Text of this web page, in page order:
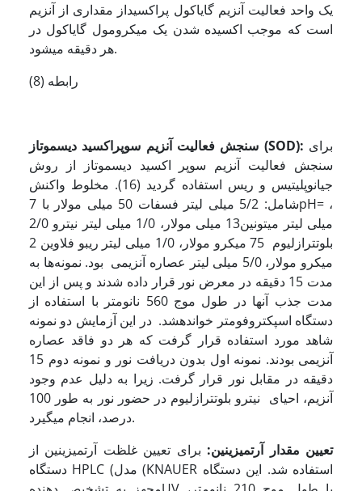
یک واحد فعالیت آنزیم گایاکول پراکسیداز مقداری از آنزیم
است که موجب اکسیده شدن یک میکرومول گایاکول در
هر دقیقه می­شود.
رابطه (8)
سنجش (SOD): برای
سنجش فعالیت آنزیم سوپر اکسید دیسموتاز از روش
جیانوپلیتیس و ریس استفاده گردید (16). مخلوط واکنش
شامل: 5/2 میلی لیتر فسفات 50 میلی مولار با 7pH= ،
2/0 میلی لیتر میتونین13 میلی مولار، 1/0 میلی لیتر
نیترو
بلوتترازلیوم 75 میکرو مولار، 1/0 میلی لیتر ریبو فلاوین 2
میکرو مولار، 5/0 میلی لیتر عصاره آنزیمی بود. نمونه‌ها به
مدت 15 دقیقه در معرض نور قرار داده شدند و پس از این
مدت جذب آنها در طول موج 560 نانومتر با استفاده از
دستگاه اسپکتروفومتر خوانده­شد. در این آزمایش دو نمونه
شاهد مورد استفاده قرار گرفت که هر دو فاقد عصاره
آنزیمی بودند. نمونه اول بدون دریافت نور و نمونه دوم 15
دقیقه در مقابل نور قرار گرفت. زیرا به دلیل عدم وجود
آنزیم، احیای نیترو بلوتترازلیوم در حضور نور به طور 100
درصد، انجام می­­گیرد.
تعیین مقدار آرتمیزینین: برای تعیین غلظت آرتمیزینین از
دستگاه HPLC (مدل (KNAUER استفاده شد. این دستگاه